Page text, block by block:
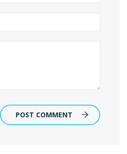
POST COMMENT